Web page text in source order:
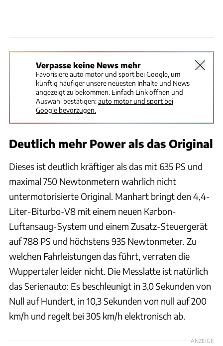
Verpasse keine News mehr
Favorisiere auto motor und sport bei Google, um
künftig häufiger unsere neuesten Inhalte und News
angezeigt zu bekommen. Einfach Link öffnen und
Auswahl bestätigen:auto motor und sport bei
Google bevorzugen.
Deutlich mehr Power als das Original
Dieses ist deutlich kräftiger als das mit 635 PS und
maximal 750 Newtonmetern wahrlich nicht
untermotorisierte Original. Manhart bringt den 4,4-
Liter-Biturbo-V8 mit einem neuen Karbon-
Luftansaug-System und einem Zusatz-Steuergerät
auf 788 PS und höchstens 935 Newtonmeter. Zu
welchen Fahrleistungen das führt, verraten die
Wuppertaler leider nicht. Die Messlatte ist natürlich
das Serienauto: Es beschleunigt in 3,0 Sekunden von
Null auf Hundert, in 10,3 Sekunden von null auf 200
km/h und regelt bei 305 km/h elektronisch ab.
ANZEIGE